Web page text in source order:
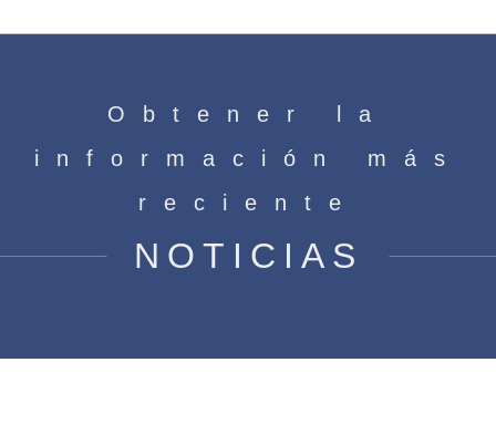
Obtener la
información más
reciente
NOTICIAS